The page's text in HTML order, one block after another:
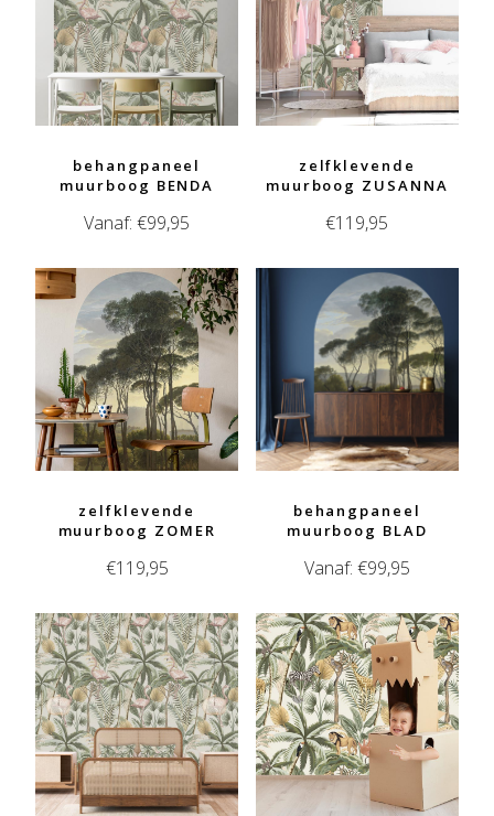
behangpaneel
muurboog BENDA
Vanaf:€99,95
zelfklevende
muurboog ZUSANNA
€119,95
zelfklevende
muurboog ZOMER
€119,95
behangpaneel
muurboog BLAD
Vanaf: €99,95